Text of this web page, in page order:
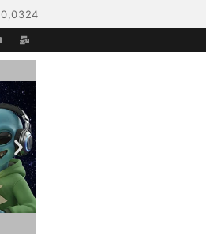
0,0324